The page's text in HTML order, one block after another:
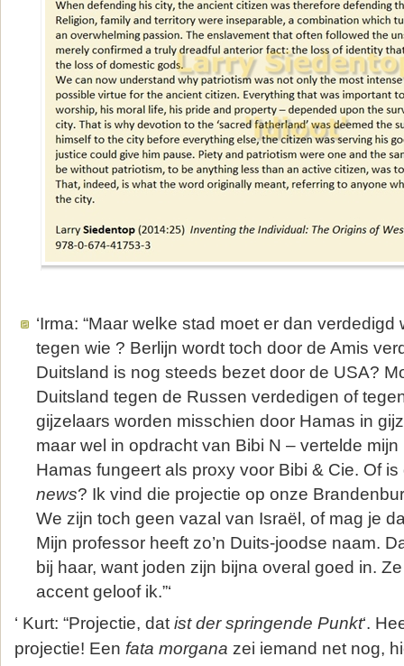
‘Irma: “Maar welke stad moet er dan
tegen wie ? Berlijn wordt toch door de Amis
Duitsland is nog steeds bezet door de USA?
Duitsland tegen de Russen verdedigen of
gijzelaars worden misschien door Hamas in
maar wel in opdracht van Bibi N – vertelde
Hamas fungeert als proxy voor Bibi & Cie. Of
news? Ik vind die projectie op onze
We zijn toch geen vazal van Israël, of mag je
Mijn professor heeft zo’n Duits-joodse naam.
bij haar, want joden zijn bijna overal goed in.
accent geloof ik.”‘
‘ Kurt: “Projectie, dat ist der springende Punkt‘.
projectie! Een fata morgana zei iemand net nog,